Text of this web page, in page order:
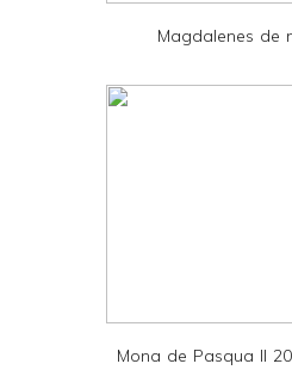
n
d
Magdalenes de
Mona de Pasqua II